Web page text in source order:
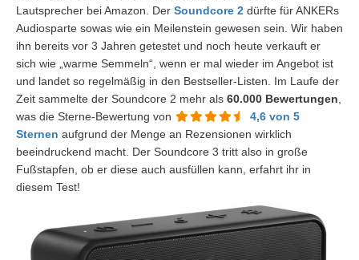
Lautsprecher bei Amazon. Der Soundcore 2 dürfte für ANKERs
Audiosparte sowas wie ein Meilenstein gewesen sein. Wir haben
ihn bereits vor 3 Jahren getestet und noch heute verkauft er
sich wie „warme Semmeln“, wenn er mal wieder im Angebot ist
und landet so regelmäßig in den Bestseller-Listen. Im Laufe der
Zeit sammelte der Soundcore 2 mehr als 60.000 Bewertungen
was die Sterne-Bewertung von
4,6 von 5
Sternen aufgrund der Menge an Rezensionen wirklich
beeindruckend macht. Der Soundcore 3 tritt also in große
Fußstapfen, ob er diese auch ausfüllen kann, erfahrt ihr in
diesem Test!